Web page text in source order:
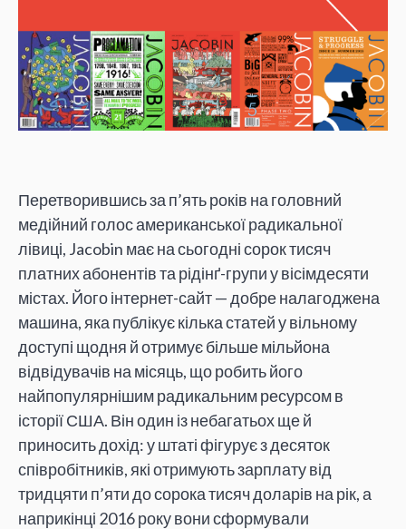
Перетворившись за п’ять років на головний
медійний голос американської радикальної
лівиці, Jacobin має на сьогодні сорок тисяч
платних абонентів та рідінґ-групи у вісімдесяти
містах. Його інтернет-сайт — добре налагоджена
машина, яка публікує кілька статей у вільному
доступі щодня й отримує більше мільйона
відвідувачів на місяць, що робить його
найпопулярнішим радикальним ресурсом в
історії США. Він один із небагатьох ще й
приносить дохід: у штаті фігурує з десяток
співробітників, які отримують зарплату від
тридцяти п’яти до сорока тисяч доларів на рік, а
наприкінці 2016 року вони сформували